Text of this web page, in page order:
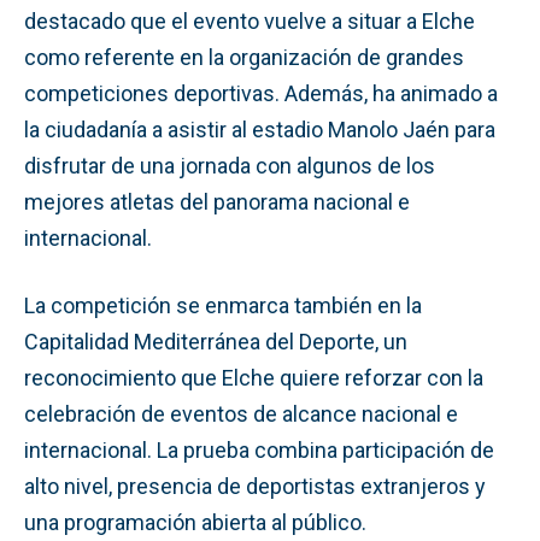
destacado que el evento vuelve a situar a Elche
como referente en la organización de grandes
competiciones deportivas. Además, ha animado a
la ciudadanía a asistir al estadio Manolo Jaén para
disfrutar de una jornada con algunos de los
mejores atletas del panorama nacional e
internacional.
La competición se enmarca también en la
Capitalidad Mediterránea del Deporte, un
reconocimiento que Elche quiere reforzar con la
celebración de eventos de alcance nacional e
internacional. La prueba combina participación de
alto nivel, presencia de deportistas extranjeros y
una programación abierta al público.